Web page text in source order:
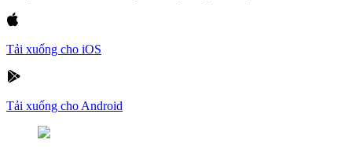
Tải xuống cho iOS
Tải xuống cho Android